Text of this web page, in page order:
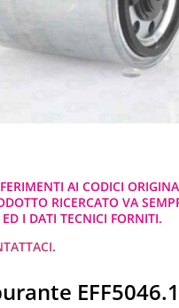
AI CODICI
RICERCATO VA
I DATI TECNICI FORNITI.
.